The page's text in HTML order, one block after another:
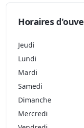
Horaires
Jeudi
Lundi
Mardi
Samedi
Dimanche
Mercredi